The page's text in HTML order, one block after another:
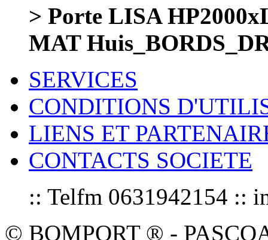
> Porte LISA
MAT
SERVICES
CONDITIONS
LIENS ET
CONTACTS SOCIETE
:: Telfm 0631942154 ::
© BOMPORT ® -